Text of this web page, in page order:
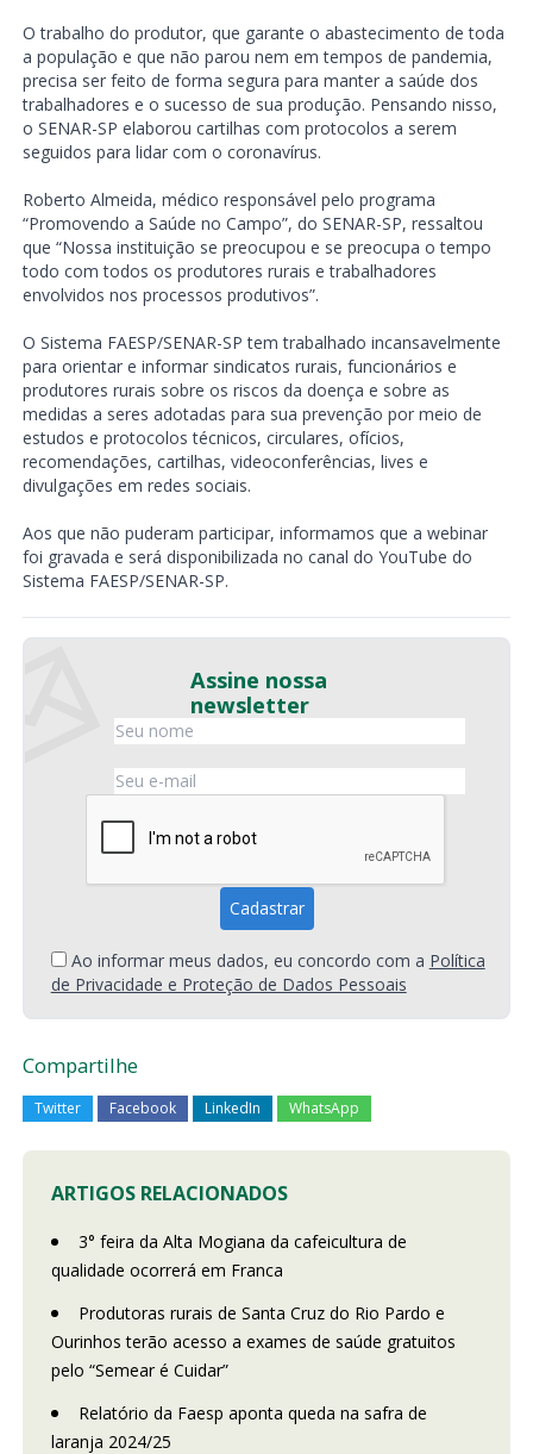
O trabalho do produtor, que garante o abastecimento de toda
a população e que não parou nem em tempos de pandemia,
precisa ser feito de forma segura para manter a saúde dos
trabalhadores e o sucesso de sua produção. Pensando nisso,
o SENAR-SP elaborou cartilhas com protocolos a serem
seguidos para lidar com o coronavírus.
Roberto Almeida, médico responsável pelo programa
“Promovendo a Saúde no Campo”, do SENAR-SP, ressaltou
que “Nossa instituição se preocupou e se preocupa o tempo
todo com todos os produtores rurais e trabalhadores
envolvidos nos processos produtivos”.
O Sistema FAESP/SENAR-SP tem trabalhado incansavelmente
para orientar e informar sindicatos rurais, funcionários e
produtores rurais sobre os riscos da doença e sobre as
medidas a seres adotadas para sua prevenção por meio de
estudos e protocolos técnicos, circulares, ofícios,
recomendações, cartilhas, videoconferências, lives e
divulgações em redes sociais.
Aos que não puderam participar, informamos que a webinar
foi gravada e será disponibilizada no canal do YouTube do
Sistema FAESP/SENAR-SP.
Assine nossa
newsletter
Ao informar meus dados, eu concordo com a Política
de Privacidade e Proteção de Dados Pessoais
Compartilhe
Twitter Facebook LinkedIn WhatsApp
ARTIGOS RELACIONADOS
3° feira da Alta Mogiana da cafeicultura de
qualidade ocorrerá em Franca
Produtoras rurais de Santa Cruz do Rio Pardo e
Ourinhos terão acesso a exames de saúde gratuitos
pelo “Semear é Cuidar”
Relatório da Faesp aponta queda na safra de
laranja 2024/25